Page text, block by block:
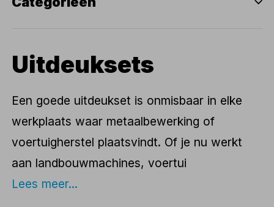
Uitdeuksets
Een goede uitdeukset is onmisbaar in elke
werkplaats waar metaalbewerking of
voertuigherstel plaatsvindt. Of je nu werkt
aan landbouwmachines, voertui
Lees meer...